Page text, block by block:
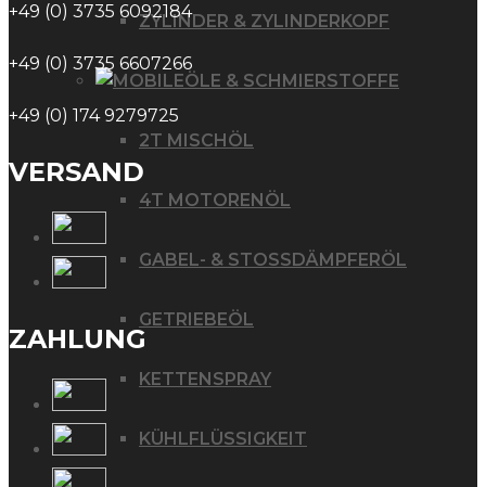
ZYLINDER & ZYLINDERKOPF
ÖLE & SCHMIERSTOFFE
2T MISCHÖL
4T MOTORENÖL
GABEL- & STOSSDÄMPFERÖL
GETRIEBEÖL
KETTENSPRAY
KÜHLFLÜSSIGKEIT
+49 (0) 3735 6092184
+49 (0) 3735 6607266
+49 (0) 174 9279725
VERSAND
ZAHLUNG